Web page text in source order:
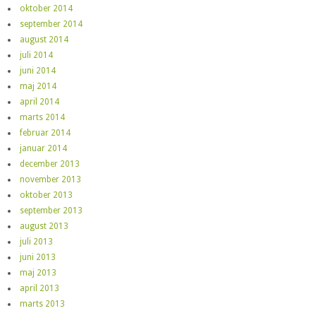
oktober 2014
september 2014
august 2014
juli 2014
juni 2014
maj 2014
april 2014
marts 2014
februar 2014
januar 2014
december 2013
november 2013
oktober 2013
september 2013
august 2013
juli 2013
juni 2013
maj 2013
april 2013
marts 2013